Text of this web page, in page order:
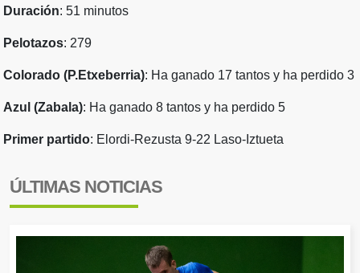
Duración: 51 minutos
Pelotazos: 279
Colorado (P.Etxeberria): Ha ganado 17 tantos y ha perdido 3
Azul (Zabala): Ha ganado 8 tantos y ha perdido 5
Primer partido: Elordi-Rezusta 9-22 Laso-Iztueta
ÚLTIMAS NOTICIAS